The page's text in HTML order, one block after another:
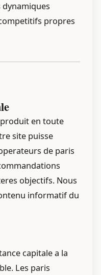
propres
en toute
site puisse
de paris
objectifs. Nous
informatif du
capitale a la
Les paris